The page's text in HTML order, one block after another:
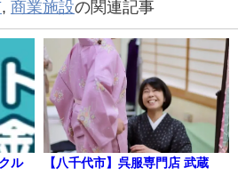
, 商業施設の関連記事
ル
【八千代市】呉服専門店 武蔵